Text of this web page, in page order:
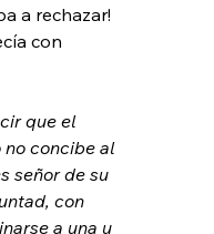
a rechazar!
con
que el
concibe al
señor de su
con
a una u